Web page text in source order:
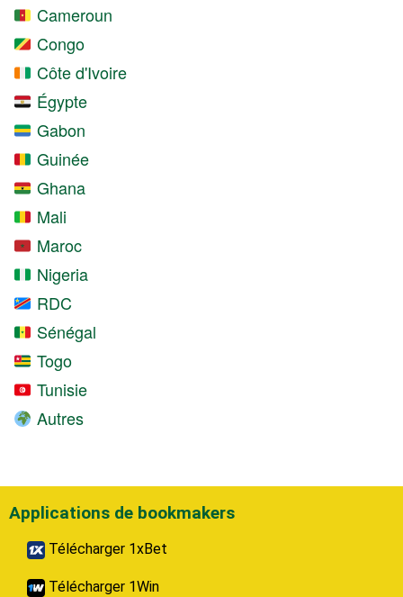
Cameroun
Congo
Côte d'Ivoire
Égypte
Gabon
Guinée
Ghana
Mali
Maroc
Nigeria
RDC
Sénégal
Togo
Tunisie
Autres
Applications de bookmakers
Télécharger 1xBet
Télécharger 1Win